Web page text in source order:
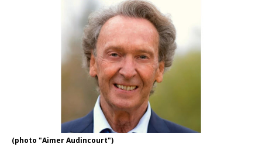
(photo "Aimer Audincourt")